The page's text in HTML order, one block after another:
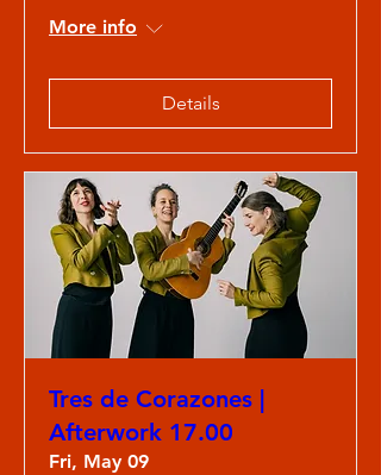
More info
Details
Tres de Corazones |
Afterwork 17.00
Fri, May 09